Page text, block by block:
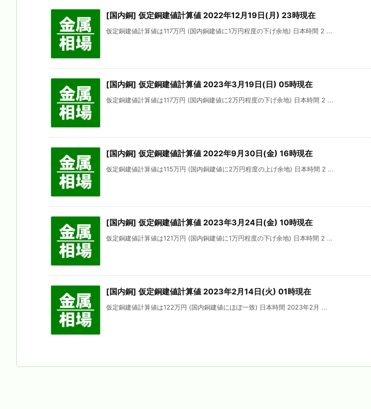
[国内銅] 仮定銅建値計算値 2022年12月19日(月) 23時現在
仮定銅建値計算値は117万円 (国内銅建値に1万円程度の下げ余地) 日本時間 2 ...
[国内銅] 仮定銅建値計算値 2023年3月19日(日) 05時現在
仮定銅建値計算値は117万円 (国内銅建値に2万円程度の下げ余地) 日本時間 2 ...
[国内銅] 仮定銅建値計算値 2022年9月30日(金) 16時現在
仮定銅建値計算値は115万円 (国内銅建値に2万円程度の上げ余地) 日本時間 2 ...
[国内銅] 仮定銅建値計算値 2023年3月24日(金) 10時現在
仮定銅建値計算値は121万円 (国内銅建値に1万円程度の下げ余地) 日本時間 2 ...
[国内銅] 仮定銅建値計算値 2023年2月14日(火) 01時現在
仮定銅建値計算値は122万円 (国内銅建値にほぼ一致) 日本時間 2023年2月 ...